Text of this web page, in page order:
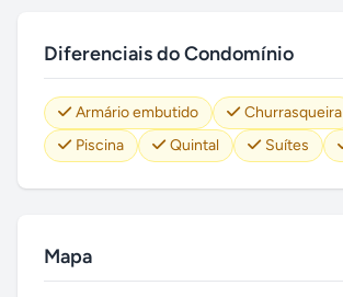
Diferenciais do Condomínio
Armário embutido
Churrasqueira
Piscina
Quintal Suítes
Mapa